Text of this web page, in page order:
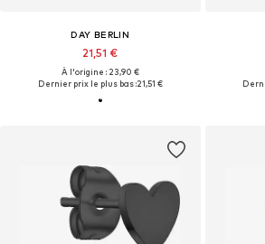
DAY BERLIN
21,51 €
À l'origine : 23,90 €
Dernier prix le plus bas :21,51 €